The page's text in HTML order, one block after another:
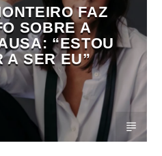
FAZ
SOBRE A
“ESTOU
A SER EU”